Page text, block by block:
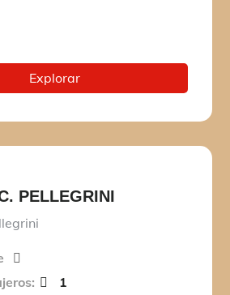
Explorar
PELLEGRINI
1